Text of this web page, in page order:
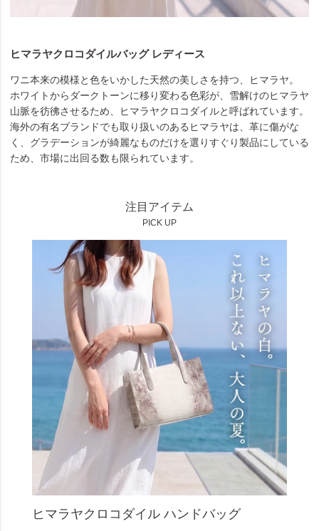
ヒマラヤクロコダイルバッグ レディース
ワニ本来の模様と色をいかした天然の美しさを持つ、ヒマラヤ。
ホワイトからダークトーンに移り変わる色彩が、雪解けのヒマラヤ
山脈を彷彿させるため、ヒマラヤクロコダイルと呼ばれています。
海外の有名ブランドでも取り扱いのあるヒマラヤは、革に傷がな
く、グラデーションが綺麗なものだけを選りすぐり製品にしている
ため、市場に出回る数も限られています。
注目アイテム
PICK UP
ヒマラヤクロコダイル ハンドバッグ